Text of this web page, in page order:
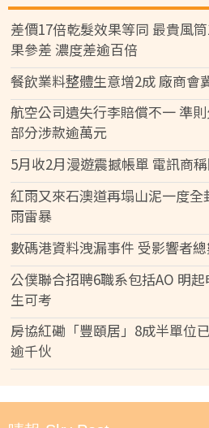
差價17倍乾髮效果等同 最貴風
果參差 濃度差逾百倍
餐飲業料整體生意增2成 廠商會
航空公司遺失行李賠償不一 準
部分涉款逾萬元
5月收2月漫遊震撼帳單 電訊商
紅雨又來石澳道再塌山泥一度
雨雷暴
數碼港資料洩漏事件 受影響者
公僕聯合招聘6職系包括AO 明
生可考
房協紅磡「豐頤居」8成半單位
逾千伙